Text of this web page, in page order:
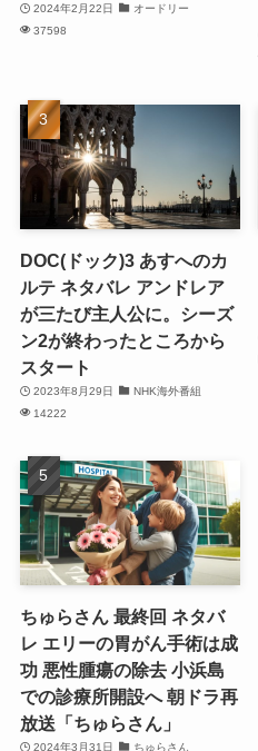
2024年2月22日
オードリー
37598
DOC(ドック)3 あすへのカ
ルテ ネタバレ アンドレア
が三たび主人公に。シーズ
ン2が終わったところから
スタート
2023年8月29日
NHK海外番組
14222
ちゅらさん 最終回 ネタバ
レ エリーの胃がん手術は成
功 悪性腫瘍の除去 小浜島
での診療所開設へ 朝ドラ再
放送「ちゅらさん」
2024年3月31日
ちゅらさん